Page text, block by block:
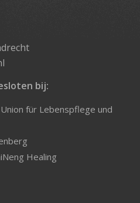
bij:
für Lebenspflege und
Healing